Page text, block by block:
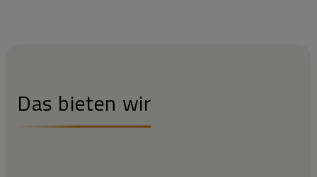
Das bieten wir